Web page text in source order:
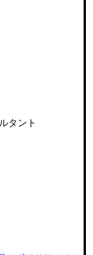
タント